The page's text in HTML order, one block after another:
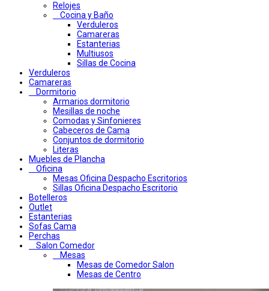
Relojes
Cocina y Baño
Verduleros
Camareras
Estanterias
Multiusos
Sillas de Cocina
Verduleros
Camareras
Dormitorio
Armarios dormitorio
Mesillas de noche
Comodas y Sinfonieres
Cabeceros de Cama
Conjuntos de dormitorio
Literas
Muebles de Plancha
Oficina
Mesas Oficina Despacho Escritorios
Sillas Oficina Despacho Escritorio
Botelleros
Outlet
Estanterias
Sofas Cama
Perchas
Salon Comedor
Mesas
Mesas de Comedor Salon
Mesas de Centro